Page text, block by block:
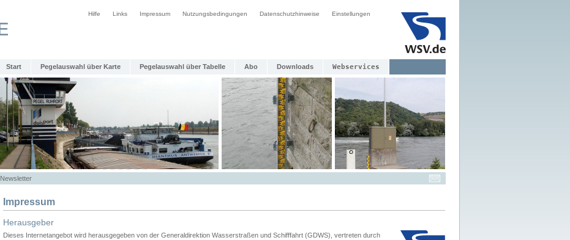
Hilfe Links Impressum Nutzungsbedingungen Datenschutzhinweise Einstellungen
Start Pegelauswahl über Karte Pegelauswahl über Tabelle Abo Downloads Webservices
Newsletter
Impressum
Herausgeber
Dieses Internetangebot wird herausgegeben von der Generaldirektion Wasserstraßen und Schifffahrt (GDWS), vertreten durch